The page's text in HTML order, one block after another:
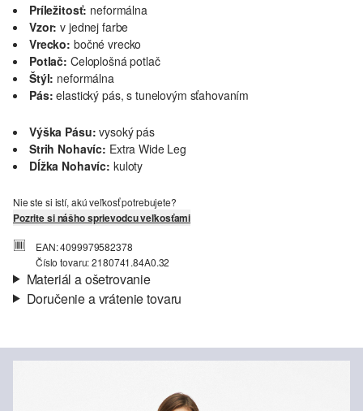
Príležitosť: neformálna
Vzor: v jednej farbe
Vrecko: bočné vrecko
Potlač: Celoplošná potlač
Štýl: neformálna
Pás: elastický pás, s tunelovým sťahovaním
Výška Pásu: vysoký pás
Strih Nohavíc: Extra Wide Leg
Dĺžka Nohavíc: kuloty
Nie ste si istí, akú veľkosť potrebujete?
Pozrite si nášho sprievodcu veľkosťami
EAN: 4099979582378
Číslo tovaru: 2180741.84A0.32
Materiál a ošetrovanie
Materiál: viskózová zmes
Doručenie a vrátenie tovaru
Vaša objednávka bude odoslaná do 4-8 pracovných dní
štandardné doručenie sú 4,95 €